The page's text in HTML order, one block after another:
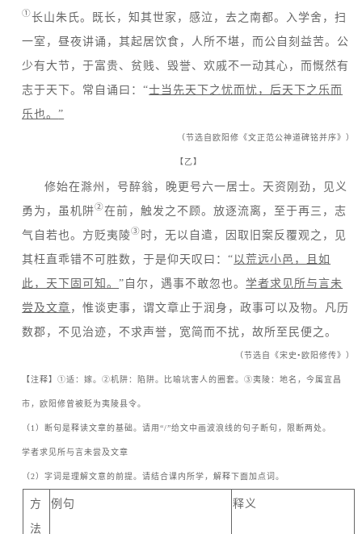
①长山朱氏。既长，知其世家，感泣，去之南都。入学舍，扫
一室，昼夜讲诵，其起居饮食，人所不堪，而公自刻益苦。公
少有大节，于富贵、贫贱、毁誉、欢戚不一动其心，而慨然有
志于天下。常自诵曰：“士当先天下之忧而忧，后天下之乐而
乐也。”
（节选自欧阳修《文正范公神道碑铭并序》）
【乙】
ㅤㅤ修始在滁州，号醉翁，晚更号六一居士。天资刚劲，见义
勇为，虽机阱②在前，触发之不顾。放逐流离，至于再三，志
气自若也。方贬夷陵③ 时，无以自遣，因取旧案反覆观之，见
其枉直乖错不可胜数，于是仰天叹曰：“以荒远小邑，且如
此，天下固可知。” 自尔，遇事不敢忽也。学者求见所与言未
尝及文章 ，惟谈吏事，谓文章止于润身，政事可以及物。凡历
数郡，不见治迹，不求声誉，宽简而不扰，故所至民便之。
（节选自《宋史• 欧阳修传》）
【注释】①适：嫁。②机阱：陷阱。比喻坑害人的圈套。③夷陵：地名，今属宜昌
市，欧阳修曾被贬为夷陵县令。
（ 1 ）断句是释读文章的基础。请用“/”给文中画波浪线的句子断句，限断两处。
学者求见所与言未尝及文章
（2）字词是理解文意的前提。请结合课内所学，解释下面加点词。
方
法
例句 释义